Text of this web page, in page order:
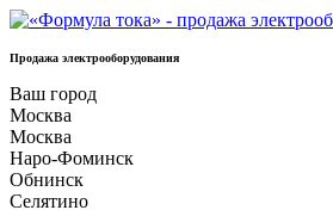
Продажа электрооборудования
Ваш город
Москва
Москва
Наро-Фоминск
Обнинск
Селятино